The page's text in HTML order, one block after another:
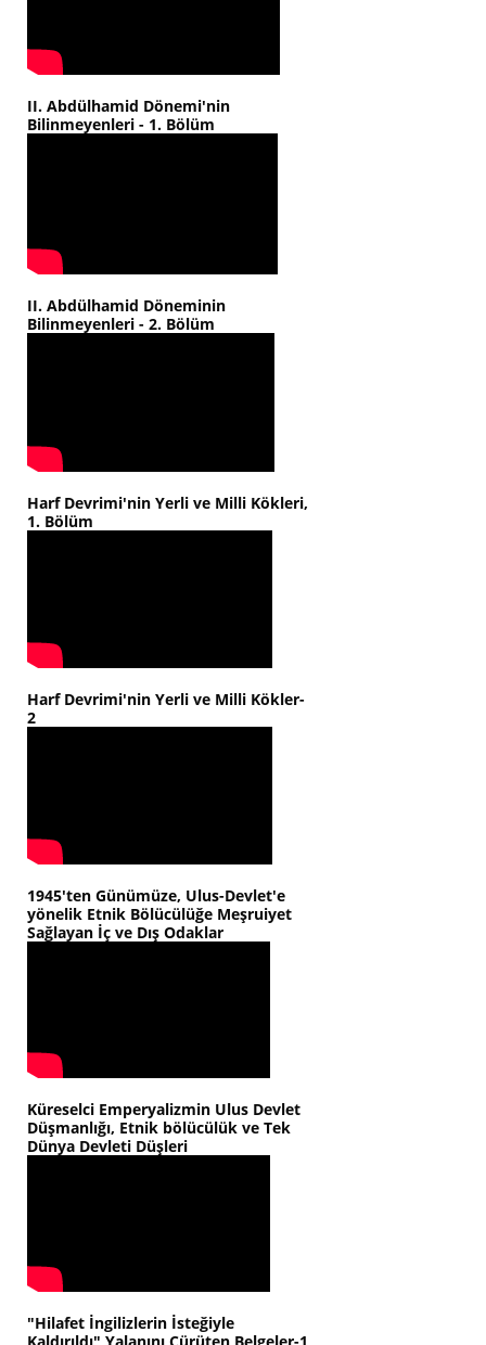
II. Abdülhamid Dönemi'nin
Bilinmeyenleri - 1. Bölüm
II. Abdülhamid Döneminin
Bilinmeyenleri - 2. Bölüm
Harf Devrimi'nin Yerli ve Milli Kökleri,
1. Bölüm
Harf Devrimi'nin Yerli ve Milli Kökler-
2
1945'ten Günümüze, Ulus-Devlet'e
yönelik Etnik Bölücülüğe Meşruiyet
Sağlayan İç ve Dış Odaklar
Küreselci Emperyalizmin Ulus Devlet
Düşmanlığı, Etnik bölücülük ve Tek
Dünya Devleti Düşleri
"Hilafet İngilizlerin İsteğiyle